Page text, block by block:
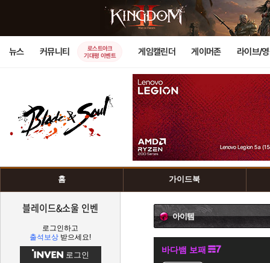
뉴스 커뮤니티
로스트아크
기대평 이벤트
게임캘린더 게이머존 라이브/
홈 가이드북
블레이드&소울 인벤
로그인하고
출석보상 받으세요!
로그인
아이템
바다뱀 보패